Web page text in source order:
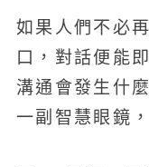
如果人們不必
口，對話便能
溝通會發生什
一副智慧眼鏡